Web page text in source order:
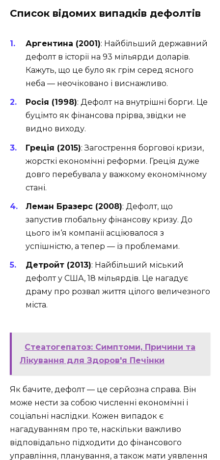
Список відомих випадків дефолтів
Аргентина (2001): Найбільший державний
дефолт в історії на 93 мільярди доларів.
Кажуть, що це було як грім серед ясного
неба — неочіковано і виснажливо.
Росія (1998): Дефолт на внутрішні борги. Це
буцімто як фінансова прірва, звідки не
видно виходу.
Греція (2015): Загострення боргової кризи,
жорсткі економічні реформи. Греція дуже
довго перебувала у важкому економічному
стані.
Леман Бразерс (2008): Дефолт, що
запустив глобальну фінансову кризу. До
цього ім‘я компанії асціювалося з
успішністю, а тепер — із проблемами.
Детройт (2013): Найбільший міський
дефолт у США, 18 мільярдів. Це нагадує
драму про розвал життя цілого величезного
міста.
Стеатогепатоз: Симптоми, Причини та
Лікування для Здоров'я Печінки
Як бачите, дефолт — це серйозна справа. Він
може нести за собою численні економічні і
соціальні наслідки. Кожен випадок є
нагадуванням про те, наскільки важливо
відповідально підходити до фінансового
управління, планування, а також мати уявлення